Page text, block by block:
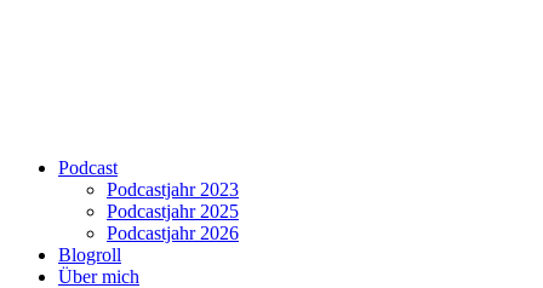
Podcast
Podcastjahr 2023
Podcastjahr 2025
Podcastjahr 2026
Blogroll
Über mich